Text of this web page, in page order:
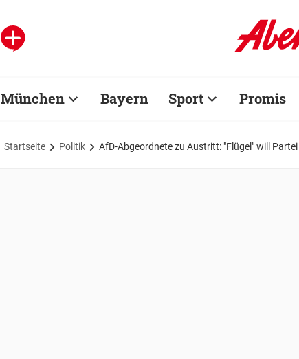
München Bayern Sport Promis
Startseite Politik AfD-Abgeordnete zu Austritt: "Flügel" will